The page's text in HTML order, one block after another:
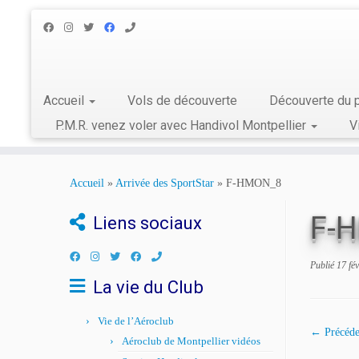
Accueil Vols de découverte
Découverte du
P.M.R. venez voler avec Handivol Montpellier
Accueil » Arrivée des SportStar » F-HMON_8
Liens sociaux
La vie du Club
Vie de l’Aéroclub
Aéroclub de Montpellier vidéos
F-
Publié 17
←